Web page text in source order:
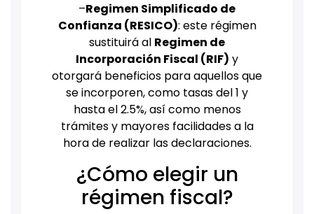
–Regimen Simplificado de
Confianza (RESICO): este régimen
sustituirá al Regimen de
Incorporación Fiscal (RIF) y
otorgará beneficios para aquellos que
se incorporen, como tasas del 1 y
hasta el 2.5%, así como menos
trámites y mayores facilidades a la
hora de realizar las declaraciones.
¿Cómo elegir un
régimen fiscal?